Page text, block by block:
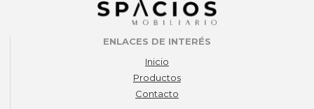
ENLACES DE INTERÉS
Inicio
Productos
Contacto